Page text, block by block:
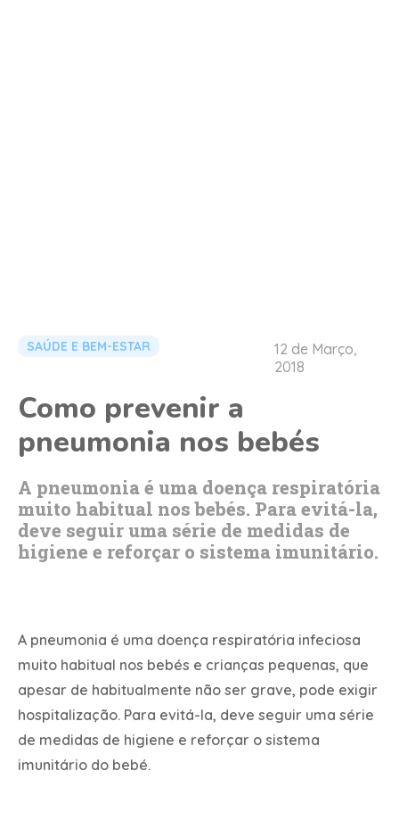
SAÚDE E BEM-ESTAR
12 de Março,
2018
Como prevenir a
pneumonia nos bebés
A pneumonia é uma doença respiratória
muito habitual nos bebés. Para evitá-la,
deve seguir uma série de medidas de
higiene e reforçar o sistema imunitário.
A pneumonia é uma doença respiratória infeciosa
muito habitual nos bebés e crianças pequenas, que
apesar de habitualmente não ser grave, pode exigir
hospitalização. Para evitá-la, deve seguir uma série
de medidas de higiene e reforçar o sistema
imunitário do bebé.